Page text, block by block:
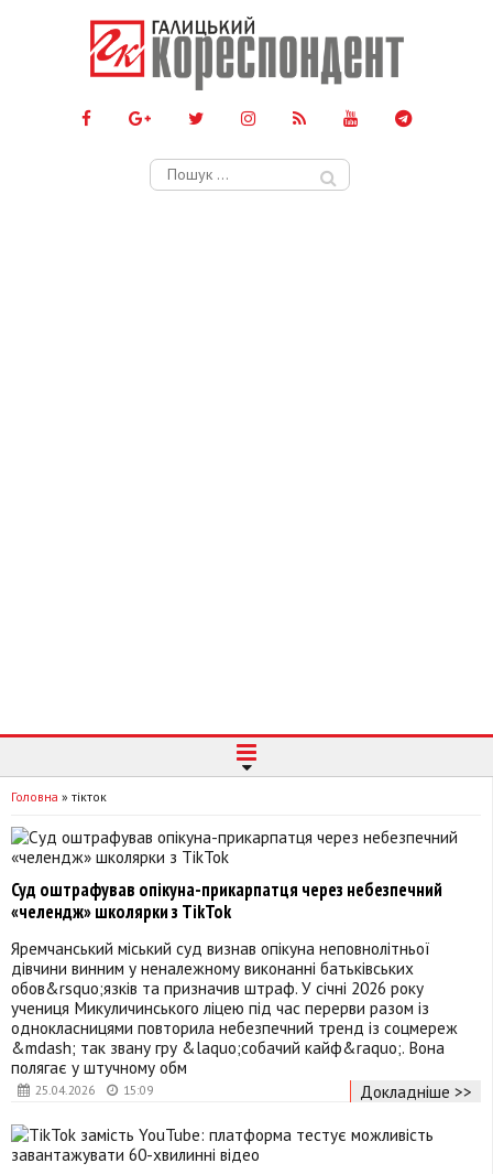
Пошук:
Головна » тікток
25.04.2026 15:09
Суд оштрафував опікуна-прикарпатця через небезпечний
«челендж» школярки з TikTok
Яремчанський міський суд визнав опікуна неповнолітньої
дівчини винним у неналежному виконанні батьківських
обов&rsquo;язків та призначив штраф. У січні 2026 року
учениця Микуличинського ліцею під час перерви разом із
однокласницями повторила небезпечний тренд із соцмереж
&mdash; так звану гру &laquo;собачий кайф&raquo;. Вона
полягає у штучному обм
Докладніше >>